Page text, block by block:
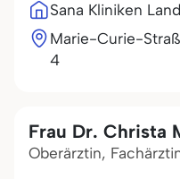
Sana Kliniken
Marie-Curie-
4
Frau Dr. Christa
Oberärztin,